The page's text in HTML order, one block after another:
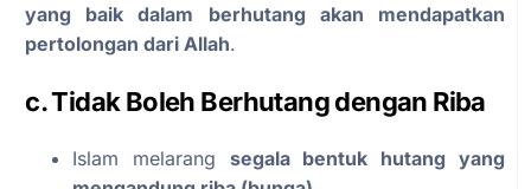
yang baik dalam berhutang akan mendapatkan
pertolongan dari Allah.
c. Tidak Boleh Berhutang dengan Riba
Islam melarang segala bentuk hutang yang